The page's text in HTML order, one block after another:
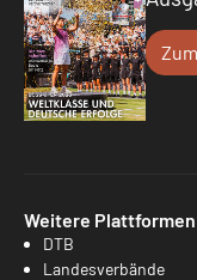
Weitere Plattformen
DTB
Landesverbände